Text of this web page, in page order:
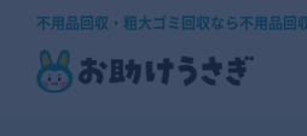
不用品回収・粗大ゴミ回収なら不用品回